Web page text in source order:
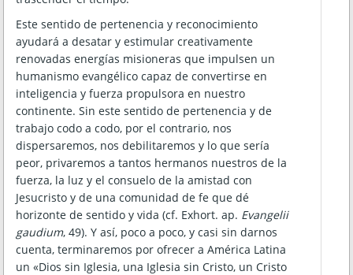
Este sentido de pertenencia y reconocimiento
ayudará a desatar y estimular creativamente
renovadas energías misioneras que impulsen un
humanismo evangélico capaz de convertirse en
inteligencia y fuerza propulsora en nuestro
continente. Sin este sentido de pertenencia y de
trabajo codo a codo, por el contrario, nos
dispersaremos, nos debilitaremos y lo que sería
peor, privaremos a tantos hermanos nuestros de la
fuerza, la luz y el consuelo de la amistad con
Jesucristo y de una comunidad de fe que dé
horizonte de sentido y vida (cf. Exhort. ap. Evangelii
gaudium, 49). Y así, poco a poco, y casi sin darnos
cuenta, terminaremos por ofrecer a América Latina
un «Dios sin Iglesia, una Iglesia sin Cristo, un Cristo